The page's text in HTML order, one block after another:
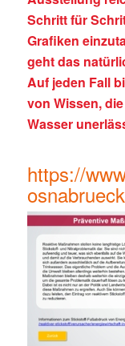
Schritt für
Grafiken
geht das
Auf jeden Fall
von Wissen,
Wasser
https://